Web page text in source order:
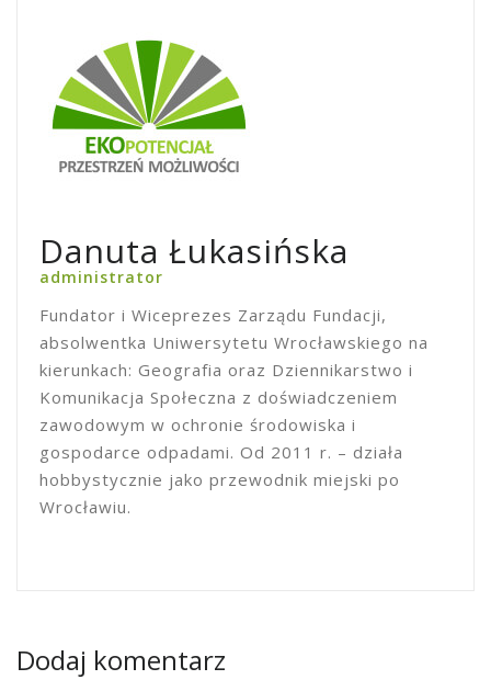
Danuta Łukasińska
administrator
Fundator i Wiceprezes Zarządu Fundacji,
absolwentka Uniwersytetu Wrocławskiego na
kierunkach: Geografia oraz Dziennikarstwo i
Komunikacja Społeczna z doświadczeniem
zawodowym w ochronie środowiska i
gospodarce odpadami. Od 2011 r. – działa
hobbystycznie jako przewodnik miejski po
Wrocławiu.
Dodaj komentarz